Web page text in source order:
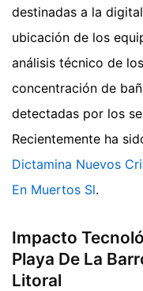
destinadas a la
ubicación de los
análisis técnico de
concentración de
detectadas por los
Recientemente ha
Dictamina Nuevos
En Muertos Sl.
Impacto
Playa De La
Litoral